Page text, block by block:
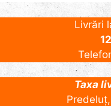
Livrări
Taxa